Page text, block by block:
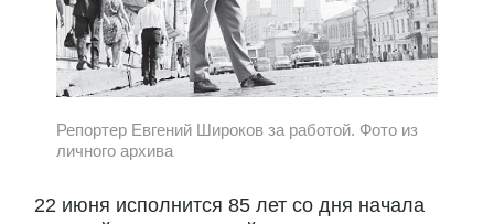
Репортер Евгений Широков за работой. Фото из
личного архива
22 июня исполнится 85 лет со дня начала